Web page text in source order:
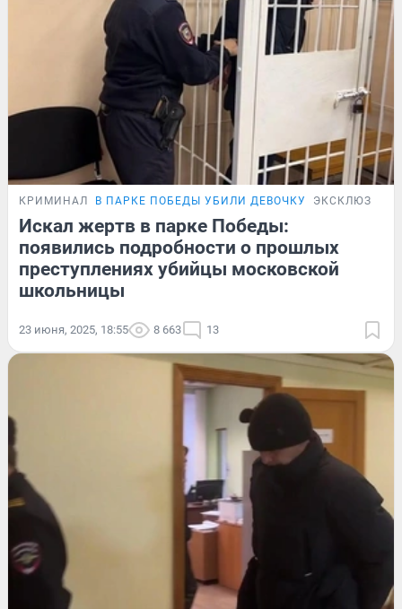
КРИМИНАЛ В ПАРКЕ ПОБЕДЫ УБИЛИ ДЕВОЧКУ ЭКСКЛЮЗИВ
Искал жертв в парке Победы:
появились подробности о прошлых
преступлениях убийцы московской
школьницы
23 июня, 2025, 18:55 8 663 13